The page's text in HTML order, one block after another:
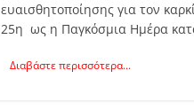
ευαισθητοποίησης για τον
25η ως η Παγκόσμια Ημέρα
Διαβάστε περισσότερα...